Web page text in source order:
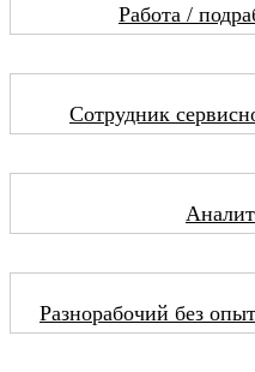
Работа /
Сотрудник
Разнорабочий без